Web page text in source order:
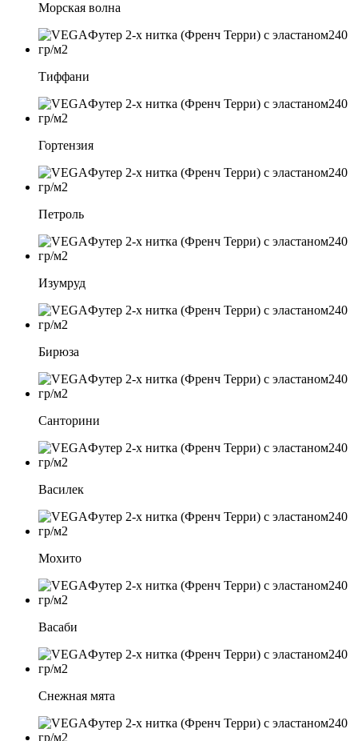
Морская волна
Тиффани
Гортензия
Петроль
Изумруд
Бирюза
Санторини
Василек
Мохито
Васаби
Снежная мята